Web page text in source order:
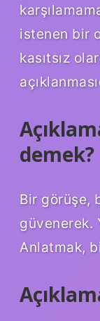
istenen bir
kasıtsız
demek?
Bir görüşe,
güvenerek.
Anlatmak,